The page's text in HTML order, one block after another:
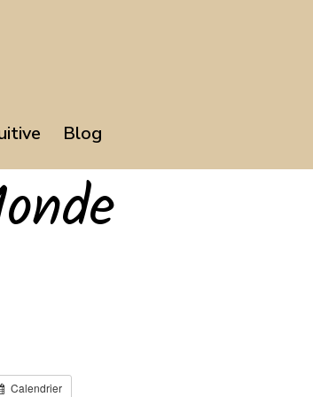
Blog
Calendrier